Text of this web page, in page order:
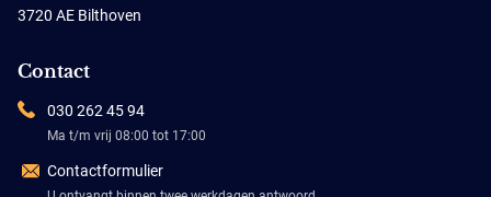
3720 AE Bilthoven
Contact
030 262 45 94
Ma t/m vrij 08:00 tot 17:00
Contactformulier